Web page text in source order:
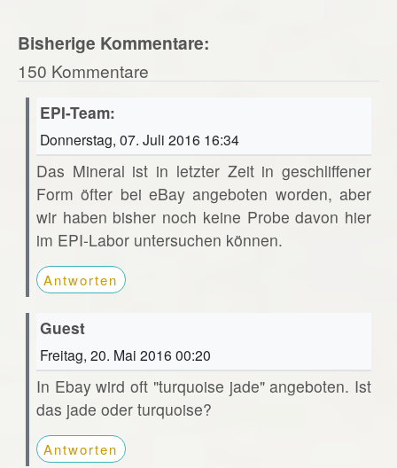
Bisherige Kommentare:
150 Kommentare
EPI-Team:
Donnerstag, 07. Juli 2016 16:34
Das Mineral ist in letzter Zeit in geschliffener
Form öfter bei eBay angeboten worden, aber
wir haben bisher noch keine Probe davon hier
im EPI-Labor untersuchen können.
Antworten
Guest
Freitag, 20. Mai 2016 00:20
In Ebay wird oft "turquoise jade" angeboten. Ist
das jade oder turquoise?
Antworten